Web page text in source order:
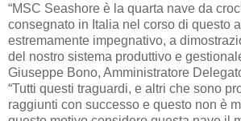
“MSC Seashore è la quarta nave da
consegnato in Italia nel corso di questo
estremamente impegnativo, a
del nostro sistema produttivo e
Giuseppe Bono, Amministratore
“Tutti questi traguardi, e altri che sono
raggiunti con successo e questo non è